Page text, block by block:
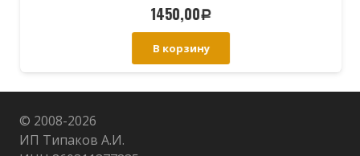
1450,00Р
В корзину
© 2008-2026
ИП Типаков А.И.